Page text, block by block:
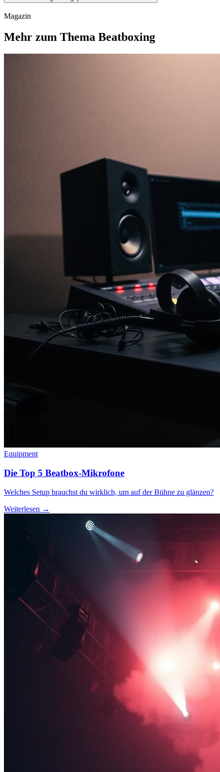
Magazin
Mehr zum Thema Beatboxing
Equipment
Die Top 5 Beatbox-Mikrofone
Welches Setup brauchst du wirklich, um auf der Bühne zu glänzen?
Weiterlesen →